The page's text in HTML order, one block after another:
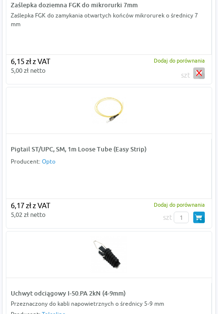
Zaślepka doziemna FGK do mikrorurki 7mm
Zaślepka FGK do zamykania otwartych końców mikrorurek o średnicy 7
mm
6,15 zł z VAT
5,00 zł netto
Dodaj do porównania
szt
Pigtail ST/UPC, SM, 1m Loose Tube (Easy Strip)
Producent: Opto
6,17 zł z VAT
5,02 zł netto
Dodaj do porównania
szt
Uchwyt odciągowy I-50.PA 2kN (4-9mm)
Przeznaczony do kabli napowietrznych o średnicy 5-9 mm